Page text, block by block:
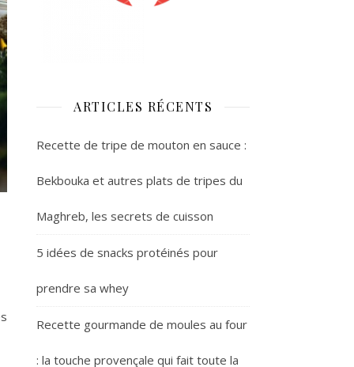
ARTICLES RÉCENTS
Recette de tripe de mouton en sauce :
Bekbouka et autres plats de tripes du
Maghreb, les secrets de cuisson
5 idées de snacks protéinés pour
prendre sa whey
Recette gourmande de moules au four
: la touche provençale qui fait toute la